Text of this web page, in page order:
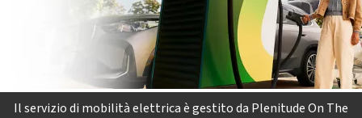
Il servizio di mobilità elettrica è gestito da Plenitude On The